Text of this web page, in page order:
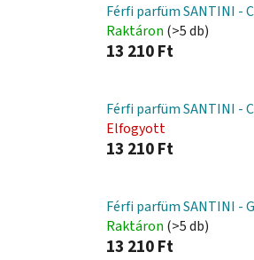
Férfi parfüm SANTINI -
Raktáron (>5 db)
13 210 Ft
Férfi parfüm SANTINI -
Elfogyott
13 210 Ft
Férfi parfüm SANTINI -
Raktáron (>5 db)
13 210 Ft